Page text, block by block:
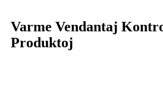
Varme Vendantaj
Produktoj